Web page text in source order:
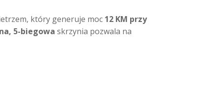
który generuje moc 12 KM przy
5-biegowa skrzynia pozwala na